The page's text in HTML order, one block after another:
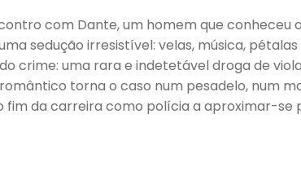
com Dante, um homem que
sedução irresistível: velas, música,
crime: uma rara e indetetável droga de
torna o caso num pesadelo, num
fim da carreira como polícia a aproximar-se